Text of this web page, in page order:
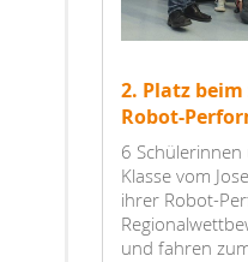
2. Platz
Robot-
6
Klasse vom
ihrer Robot-
und fahren